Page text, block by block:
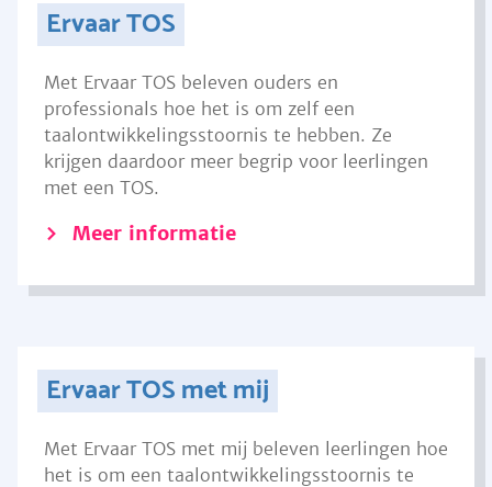
Ervaar TOS
Met Ervaar TOS beleven ouders en
professionals hoe het is om zelf een
taalontwikkelingsstoornis te hebben. Ze
krijgen daardoor meer begrip voor leerlingen
met een TOS.
Meer informatie
Ervaar TOS met mij
Met Ervaar TOS met mij beleven leerlingen hoe
het is om een taalontwikkelingsstoornis te